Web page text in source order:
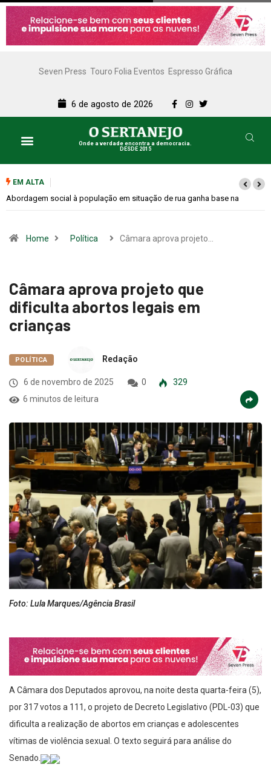
Seven Press Touro Folia Eventos Espresso Gráfica
6 de agosto de 2026
Onde a verdade encontra a democracia.
DESDE 2015
EM ALTA Cemitérios terão horário especial e missas no Dia dos Pais
dificulta abortos legais em
crianças
6 de novembro de 2025
6 minutos de leitura
Foto: Lula Marques/Agência Brasil
A Câmara dos Deputados aprovou, na noite desta quarta-feira (5),
por 317 votos a 111, o projeto de Decreto Legislativo (PDL-03) que
dificulta a realização de abortos em crianças e adolescentes
vítimas de violência sexual. O texto seguirá para análise do
Senado.